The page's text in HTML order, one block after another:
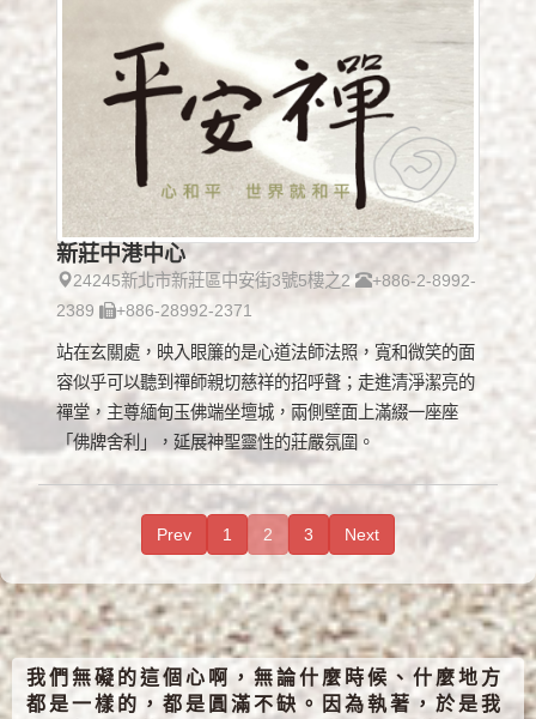
新莊中港中心
24245新北市新莊區中安街3號5樓之2
+886-2-8992-
2389
+886-28992-2371
站在玄關處，映入眼簾的是心道法師法照，寬和微笑的面
容似乎可以聽到禪師親切慈祥的招呼聲；走進清淨潔亮的
禪堂，主尊緬甸玉佛端坐壇城，兩側壁面上滿綴一座座
「佛牌舍利」，延展神聖靈性的莊嚴氛圍。
Prev 1 2 3 Next
我們無礙的這個心啊，無論什麼時候、什麼地方
都是一樣的，都是圓滿不缺。因為執著，於是我